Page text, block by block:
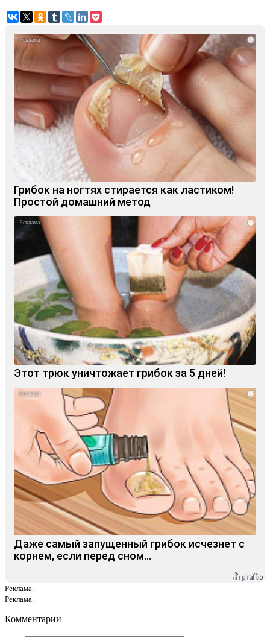
i
Грибок на ногтях стирается как ластиком!
Простой домашний метод
i
Этот трюк уничтожает грибок за 5 дней!
i
Даже самый запущенный грибок исчезнет с
корнем, если перед сном…
Реклама.
Реклама.
Комментарии